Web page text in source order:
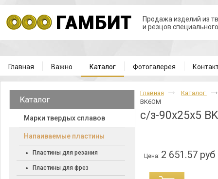
Продажа изделий из
и резцов
Главная Важно Каталог Фотогалерея
Каталог
Марки твердых сплавов
Напаиваемые пластины
Пластины для резания
Пластины для фрез
Главная
Каталог
BK6OM
с/з-90х25х5
Цена: 2 651.57 руб